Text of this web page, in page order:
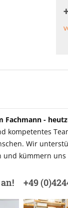
Fachmann -
kompetentes
Wir
kümmern
+49